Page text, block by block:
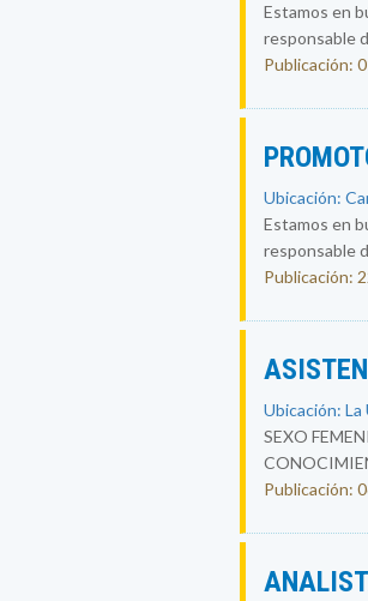
Estamos en
responsable
Publicación:
Ubicación:
Estamos en
responsable
Publicación:
Ubicación:
SEXO
Publicación: